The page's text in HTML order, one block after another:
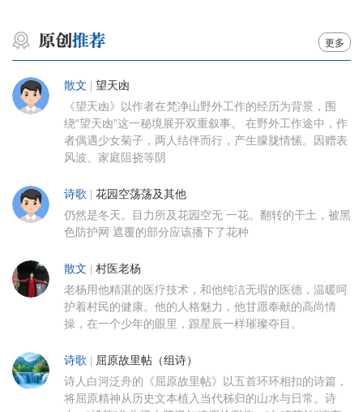
更多
散文 望天凼
《望天凼》以作者在梵净山野外工作的经历为背景，围
绕“望天凼”这一秘境展开双重叙事。 在野外工作途中，作
者偶遇少女菊子，两人结伴而行，产生朦胧情愫。因赠表
风波、家庭阻挠等阴
诗歌 花园空荡荡及其他
仍然是冬天。目力所及花园空无 一花。翻转的干土，被黑
色防护网 遮覆的部分应该播下了花种
散文 村医老杨
老杨用他精湛的医疗技术，和他纯洁无瑕的医德，温暖呵
护着村民的健康。他的人格魅力，他甘愿奉献的高尚情
操，在一个少年的眼里，跟星辰一样璀璨夺目。
诗歌 屈原故里帖（组诗）
诗人白河泛舟的《屈原故里帖》以五首环环相扣的诗篇，
将屈原精神从历史文本植入当代秭归的山水与日常。诗